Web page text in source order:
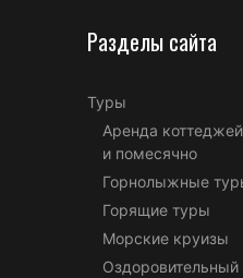
Разделы сайта
Туры
Аренда
и помесячно
Горнолыжные
Горящие туры
Морские круизы
Оздоровительный